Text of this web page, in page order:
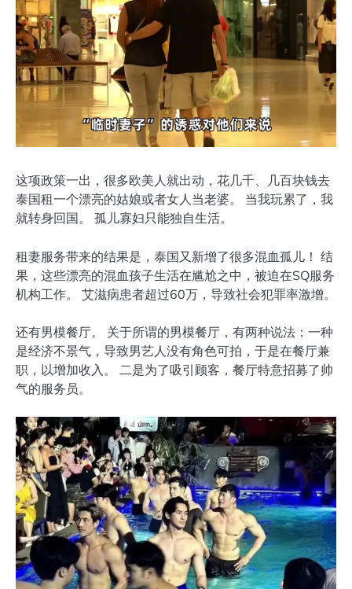
这项政策一出，很多欧美人就出动，花几千、几百块钱去
泰国租一个漂亮的姑娘或者女人当老婆。 当我玩累了，我
就转身回国。 孤儿寡妇只能独自生活。
租妻服务带来的结果是，泰国又新增了很多混血孤儿！ 结
果，这些漂亮的混血孩子生活在尴尬之中，被迫在SQ服务
机构工作。 艾滋病患者超过60万，导致社会犯罪率激增。
还有男模餐厅。 关于所谓的男模餐厅，有两种说法：一种
是经济不景气，导致男艺人没有角色可拍，于是在餐厅兼
职，以增加收入。 二是为了吸引顾客，餐厅特意招募了帅
气的服务员。